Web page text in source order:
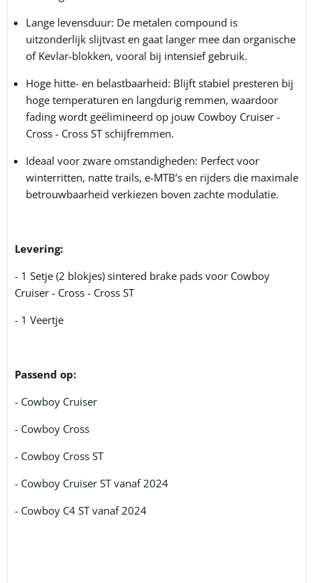
Lange levensduur: De metalen compound is
uitzonderlijk slijtvast en gaat langer mee dan organische
of Kevlar-blokken, vooral bij intensief gebruik.
Hoge hitte- en belastbaarheid: Blijft stabiel presteren bij
hoge temperaturen en langdurig remmen, waardoor
fading wordt geëlimineerd op jouw Cowboy Cruiser -
Cross - Cross ST schijfremmen.
Ideaal voor zware omstandigheden: Perfect voor
winterritten, natte trails, e-MTB’s en rijders die maximale
betrouwbaarheid verkiezen boven zachte modulatie.
Levering:
- 1 Setje (2 blokjes) sintered brake pads voor Cowboy
Cruiser - Cross - Cross ST
- 1 Veertje
Passend op:
- Cowboy Cruiser
- Cowboy Cross
- Cowboy Cross ST
- Cowboy Cruiser ST vanaf 2024
- Cowboy C4 ST vanaf 2024